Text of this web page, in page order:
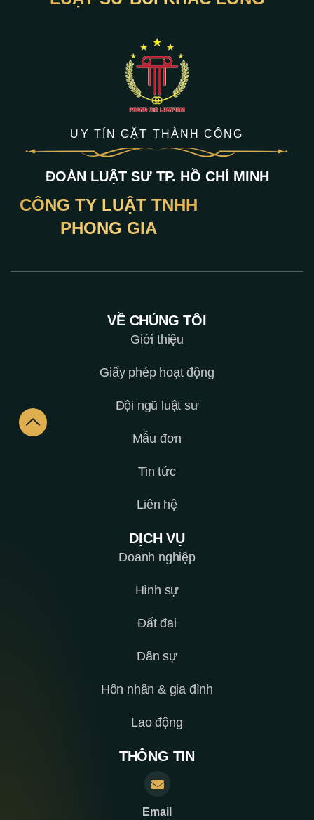
UY TÍN GẶT THÀNH CÔNG
ĐOÀN LUẬT SƯ TP. HỒ CHÍ MINH
CÔNG TY LUẬT TNHH
PHONG GIA
VỀ CHÚNG TÔI
Giới thiệu
Giấy phép hoạt động
Đội ngũ luật sư
Mẫu đơn
Tin tức
Liên hệ
DỊCH VỤ
Doanh nghiệp
Hình sự
Đất đai
Dân sự
Hôn nhân & gia đình
Lao động
THÔNG TIN
Email